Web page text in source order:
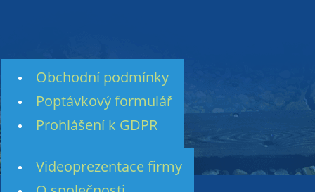
Obchodní podmínky
Poptávkový formulář
Prohlášení k GDPR
Videoprezentace firmy